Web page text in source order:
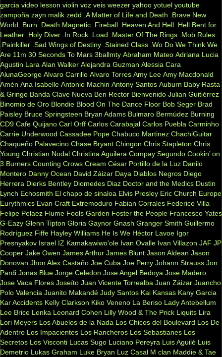
garcia video lesson violin voz veis weezer yahoo yotuel youtube
zampoña zayn malik zedd .A Matter of Life and Death
.Brave New
World
.Burn .Death Magnetic .Fireball .Heaven And Hell .Hell Bent for
Leather .Holy Diver .In Rock .Load .Master Of The Rings .Mob Rules
.Painkiller .Sad Wings of Destiny .Stained Class .Wo Do We Think We
Are 11m 30 Seconds To Mars 3ballmty Abraham Mateo Adriana Lucia
Agustin Lara Alan Walker Alejandra Guzman Alessia Cara
AlunaGeorge Alvaro Carrillo Alvaro Torres Amy Lee Amy Macdonald
Amén Ana Isabelle Antonio Machin Antony Santos Auburn Baby Rasta
& Gringo Banda Clave Nueva Ben Rector Bienvenido Julian Guitiérrez
Binomio de Oro Blondie Blood On The Dance Floor Bob Seger Brad
Paisley Bruce Springsteen Bryan Adams Bulmaro Bermúdez Burning
CD9 Cafe Quijano Carl Orff Carlos Carabajal Carlos Puebla Carminho
Carrie Underwood Cassadee Pope Chabuco Martinez ChachiGuitar
Chaqueño Palavecino Chase Bryant Chingon Chris Stapleton Chris
Young Christian Nodal Christina Aguilera Compay Segundo Cookin’ on
3 Burners Counting Crows Cream César Portillo de la Luz Danilo
Montero Danny Ocean David Záizar Daya Diablos Negros Diego
Herrera Dierks Bentley Diomedes Diaz Doctor and the Medics Dustin
Lynch Echosmith El chapo de sinaloa Elvis Presley Eric Church Europe
Eurythmics Evan Craft Extremoduro Fabian Corrales Federico Villa
Felipe Pelaez Flume Fools Garden Foster the People Francesco Yates
G-Eazy Glenn Tipton Gloria Gaynor Gnash Granger Smith Guillermo
Rodríguez Fiffe Hayley Williams He Is We Héctor Lavoe Igor
Presnyakov Israel IZ Kamakawiwo'ole Ivan Ovalle Ivan Villazon JAF JP
Cooper Jake Owen James Arthur James Blunt Jason Aldean Jason
Donovan Jhon Alex Castaño Joe Cuba Joe Perry Johann Strauss Jon
Pardi Jonas Blue Jorge Celedon Jose Angel Bedoya Jose Madero
Jose Vaca Flores Joseíto Juan Vicente Torrealba Juan Záizar Juancho
Polo Valencia Juanito Makandé Judy Santos Kai Kansas Kany Garcia
Kar Accidents Kelly Clarkson Kiko Veneno La Beriso Lady Antebellum
Lee Brice Lenka Leonard Cohen Lilly Wood & The Prick Liquits Lira
Lori Meyers Los Abuelos de la Nada Los Chicos del Boulevard Los De
Adentro Los Impacientes Los Rancheros Los Sebastianes Los
Secretos Los Visconti Lucas Sugo Luciano Pereyra Luis Aguilé Luis
Demetrio Lukas Graham Luke Bryan Luz Casal M clan Maddie & Tae